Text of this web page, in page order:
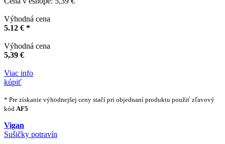
Výhodná cena
5.12 € *
Výhodná cena
5,39 €
Viac info
kúpiť
* Pre získanie výhodnejšej ceny stačí pri objednaní produktu použiť zľavový
kód AF5
Vigan
Sušičky potravín